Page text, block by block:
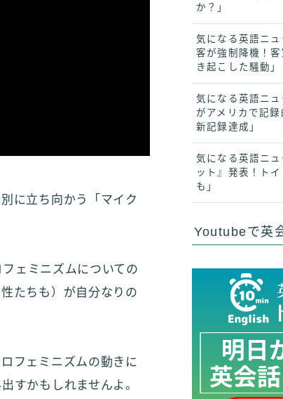
に立ち向かう「マイク
ェミニズムについての
たちも）が自分なりの
フェミニズムの動きに
すかもしれませんよ。
か？」
気になる英語ニ
客が強制降機！客
き起こした騒動」
気になる英語ニ
がアメリカで記
新記録達成」
気になる英語ニ
ット』発表！ト
も」
Youtubeで英